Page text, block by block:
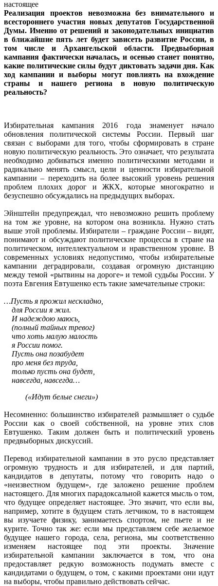
Реализация проектов невозможна без внимательного и
всестороннего участия новых депутатов Государственной
Думы. Именно от решений и законодательных инициатив
в ближайшие пять лет будет зависеть развитие России, в
том числе и Архангельской области. Предвыборная
кампания фактически началась, и осенью станет понятно,
какие политические силы будут диктовать задачи дня. Как
ход кампании и выборы могут повлиять на вхождение
страны и нашего региона в новую политическую
реальность?
Избирательная кампания 2016 года знаменует начало
обновления политической системы России. Первый шаг
связан с выборами для того, чтобы сформировать в стране
новую политическую реальность. Это означает, что результата
необходимо добиваться именно политическими методами и
радикально менять смысл, цели и ценности избирательной
кампании – переходить на более высокий уровень решения
проблем плохих дорог и ЖКХ, которые многократно и
безуспешно обсуждались на предыдущих выборах.
Эйнштейн предупреждал, что невозможно решить проблему
на том же уровне, на котором она возникла. Нужно стать
выше этой проблемы. Избиратели – граждане России – видят,
понимают и обсуждают политические процессы в стране на
политическом, интеллектуальном и нравственном уровне. В
современных условиях недопустимо, чтобы избирательные
кампании деградировали, создавая огромную дистанцию
между темой «рытвины на дороге» и темой судьбы России. У
поэта Евгения Евтушенко есть такие замечательные строки:
…Пусть я прожил нескладно,
для России я жил.
И надеждою маюсь,
(полный тайных тревог)
что хоть малую малость
я России помог.
Пусть она позабудет
про меня без труда,
только пусть она будет,
навсегда, навсегда…
(«Идут белые снеги»)
Несомненно: большинство избирателей размышляет о судьбе
России как о своей собственной, на уровне этих слов
Евтушенко. Таким должен быть и политический уровень
предвыборных дискуссий.
Перевод избирательной кампании в это русло представляет
огромную трудность и для избирателей, и для партий,
кандидатов в депутаты, потому что говорить надо о
«неизвестном будущем», где заложено решение проблем
настоящего. Для многих парадоксальной кажется мысль о том,
что будущее определяет настоящее. Это значит, что если вы,
например, хотите в будущем стать летчиком, то в настоящем
вы изучаете физику, занимаетесь спортом, не пьете и не
курите. Точно так же: если мы представляем себе желаемое
будущее нашего города, села, региона, мы соответственно
изменяем настоящее под эти проекты. Значение
избирательной кампании заключается в том, что она
предоставляет редкую возможность подумать вместе с
кандидатами о будущем, о том, с какими проектами они идут
на выборы, чтобы правильно действовать сейчас.